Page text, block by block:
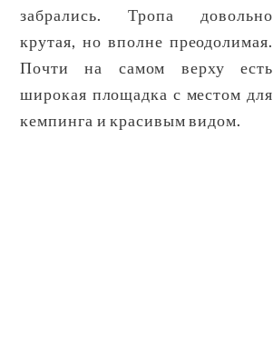
забрались. Тропа довольно
крутая, но вполне преодолимая.
Почти на самом верху есть
широкая площадка с местом для
кемпинга и красивым видом.